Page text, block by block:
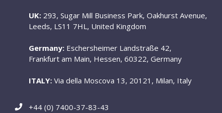
UK: 293, Sugar Mill Business Park, Oakhurst Avenue,
Leeds, LS11 7HL, United Kingdom
Germany: Eschersheimer Landstraße 42,
Frankfurt am Main, Hessen, 60322, Germany
ITALY: Via della Moscova 13, 20121, Milan, Italy
+44 (0) 7400-37-83-43